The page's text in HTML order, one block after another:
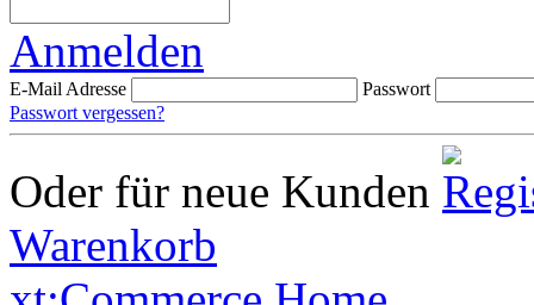
Anmelden
E-Mail Adresse
Passwort
Passwort vergessen?
Oder für neue Kunden
Warenkorb